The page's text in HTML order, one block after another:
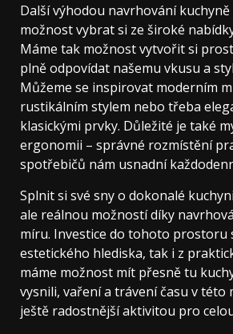
Další výhodou navrhování
možnost vybrat si ze široké
Máme tak možnost vytvořit si
plně odpovídat našemu vkusu a
Můžeme se inspirovat moderním
rustikálním stylem nebo třeba
klasickými prvky. Důležité je také
ergonomii – správné rozmístění
spotřebičů nám usnadní
Splnit si své sny o dokonalé
ale reálnou možností díky
míru. Investice do tohoto prostoru
estetického hlediska, tak i z
máme možnost mít přesně tu
vysnili, vaření a trávení času v této
ještě radostnější aktivitou pro